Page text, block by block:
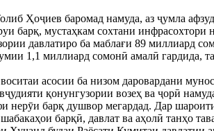
Ҳоҷиев баромад намуда, аз ҷумла
барқ, мустаҳкам сохтани
давлатиро ба маблағи 89 миллиард
1,1 миллиард сомонӣ амалӣ гардида,
асосии ба низом даровардани
қонунгузории возеҳ ва ҷорӣ
нерӯи барқ душвор мегардад. Дар
барқӣ, давлат ва аҳолӣ танҳо